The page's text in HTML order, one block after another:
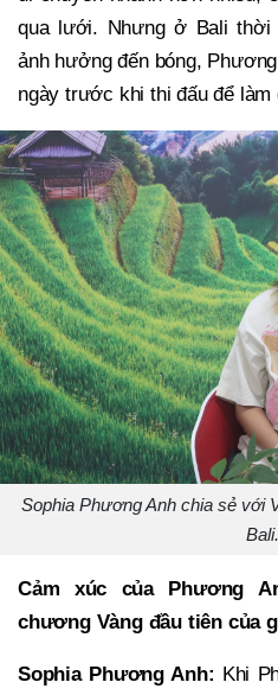
qua lưới. Nhưng ở Bali thời
ảnh hưởng đến bóng,
ngày trước khi thi đấu để
Sophia Phương Anh chia sẻ với
Bali.
Cảm xúc của Phương
chương Vàng đầu tiên của
Sophia Phương Anh: Khi